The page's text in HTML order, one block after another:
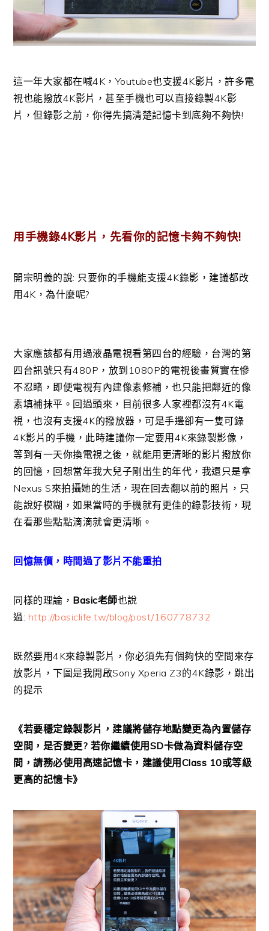
這一年大家都在喊4K，Youtube也支援4K影片，許多電
視也能撥放4K影片，甚至手機也可以直接錄製4K影
片，但錄影之前，你得先搞清楚記憶卡到底夠不夠快!
用手機錄4K影片，先看你的記憶卡夠不夠快!
開宗明義的說: 只要你的手機能支援4K錄影，建議都改
用4K，為什麼呢?
大家應該都有用過液晶電視看第四台的經驗，台灣的第
四台訊號只有480P，放到1080P的電視後畫質實在慘
不忍睹，即便電視有內建像素修補，也只能把鄰近的像
素填補抹平。回過頭來，目前很多人家裡都沒有4K電
視，也沒有支援4K的撥放器，可是手邊卻有一隻可錄
4K影片的手機，此時建議你一定要用4K來錄製影像，
等到有一天你換電視之後，就能用更清晰的影片撥放你
的回憶，回想當年我大兒子剛出生的年代，我還只是拿
Nexus S來拍攝她的生活，現在回去翻以前的照片，只
能說好模糊，如果當時的手機就有更佳的錄影技術，現
在看那些點點滴滴就會更清晰。
回憶無價，時間過了影片不能重拍
同樣的理論， Basic老師也說
過: http://basiclife.tw/blog/post/160778732
既然要用4K來錄製影片，你必須先有個夠快的空間來存
放影片，下圖是我開啟Sony Xperia Z3的4K錄影，跳出
的提示
《若要穩定錄製影片，建議將儲存地點變更為內置儲存
空間，是否變更? 若你繼續使用SD卡做為資料儲存空
間，請務必使用高速記憶卡，建議使用Class 10或等級
更高的記憶卡》